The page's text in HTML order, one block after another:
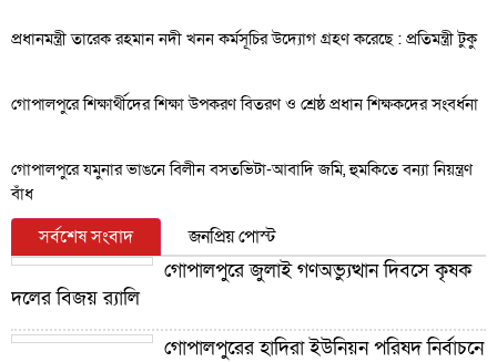
প্রধানমন্ত্রী তারেক রহমান নদী খনন কর্মসূচির উদ্যোগ গ্রহণ করেছে : প্রতিমন্ত্রী টুকু
গোপালপুরে শিক্ষার্থীদের শিক্ষা উপকরণ বিতরণ ও শ্রেষ্ঠ প্রধান শিক্ষকদের সংবর্ধনা
গোপালপুরে যমুনার ভাঙনে বিলীন বসতভিটা-আবাদি জমি, হুমকিতে বন্যা নিয়ন্ত্রণ
বাঁধ
সর্বশেষ সংবাদ জনপ্রিয় পোস্ট
গোপালপুরে জুলাই গণঅভ্যুত্থান দিবসে কৃষক
দলের বিজয় র‍্যালি
গোপালপুরের হাদিরা ইউনিয়ন পরিষদ নির্বাচনে